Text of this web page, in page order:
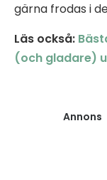
gärna frodas i
Läs också:
(och gladare)
Annons